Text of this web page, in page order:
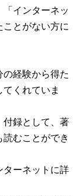
「インターネッ
ことがない方に
経験から得た
くれていま
付録として、著
むことができ
ターネットに詳